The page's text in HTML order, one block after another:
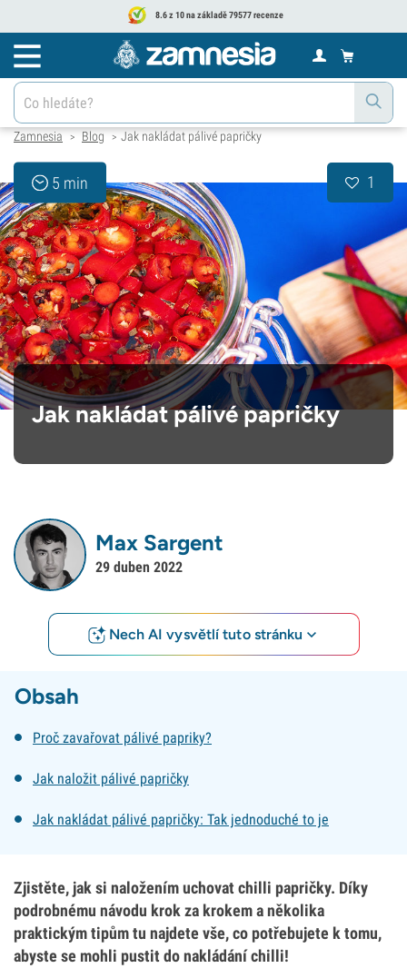
8.6 z 10 na základě 79577 recenze
Zamnesia > Blog > Jak nakládat pálivé papričky
5 min 1
Jak nakládat pálivé papričky
Max Sargent
29 duben 2022
Nech AI vysvětlí tuto stránku
Obsah
Proč zavařovat pálivé papriky?
Jak naložit pálivé papričky
Jak nakládat pálivé papričky: Tak jednoduché to je
Zjistěte, jak si naložením uchovat chilli papričky. Díky
podrobnému návodu krok za krokem a několika
praktickým tipům tu najdete vše, co potřebujete k tomu,
abyste se mohli pustit do nakládání chilli!